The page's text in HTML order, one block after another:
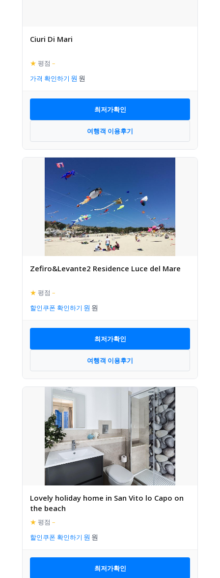
Ciuri Di Mari
★ 평점 –
가격 확인하기
최저가확인
여행객 이용후기
Zefiro&Levante2 Residence Luce del Mare
★ 평점 –
할인쿠폰 확인하기
최저가확인
여행객 이용후기
Lovely holiday home in San Vito lo Capo on
the beach
★ 평점 –
할인쿠폰 확인하기
최저가확인